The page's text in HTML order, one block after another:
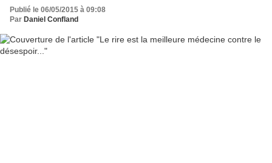
Publié le 06/05/2015 à 09:08
Par Daniel Confland